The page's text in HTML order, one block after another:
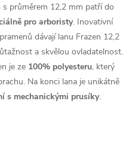
s průměrem 12,2 mm patří do
pro arboristy. Inovativní
dávají lanu Frazen 12,2
a skvělou ovladatelnost.
je ze 100% polyesteru, který
Na konci lana je unikátně
s mechanickými prusíky.